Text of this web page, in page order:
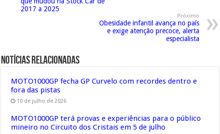
2017 a 2025
Próximo
Obesidade infantil avança no país
e exige atenção precoce, alerta
especialista
Notícias Relacionadas
MOTO1000GP fecha GP Curvelo com recordes dentro e
fora das pistas
10 de julho de 2026
MOTO1000GP terá provas e experiências para o público
mineiro no Circuito dos Cristais em 5 de julho